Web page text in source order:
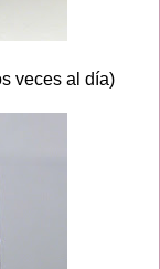
veces al día)